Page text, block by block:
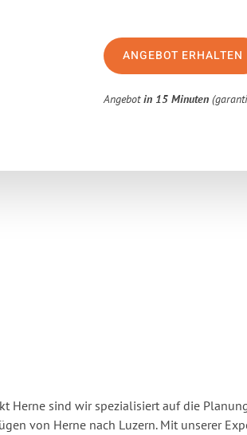
ANGEBOT ERHALTEN
Angebotin 15 Minuten
Herne sind wir spezialisiert auf die
von Herne nach Luzern. Mit unserer